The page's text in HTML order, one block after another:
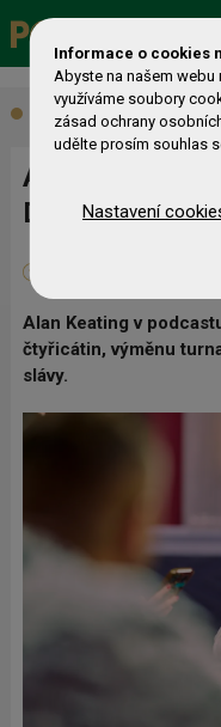
Aktuálně
Alan Keating:
Doubt před
Alan Keating v
čtyřicátin, výměnu
slávy.
Informace o cookies
Abyste na našem webu
využíváme soubory
zásad ochrany
udělte prosím souhlas
Nastavení